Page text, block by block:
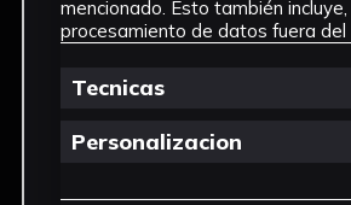
mencionado. Esto también
procesamiento de datos fuera del
Tecnicas
Personalizacion